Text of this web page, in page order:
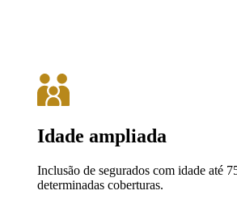
Idade ampliada
Inclusão de segurados com idade até
determinadas coberturas.